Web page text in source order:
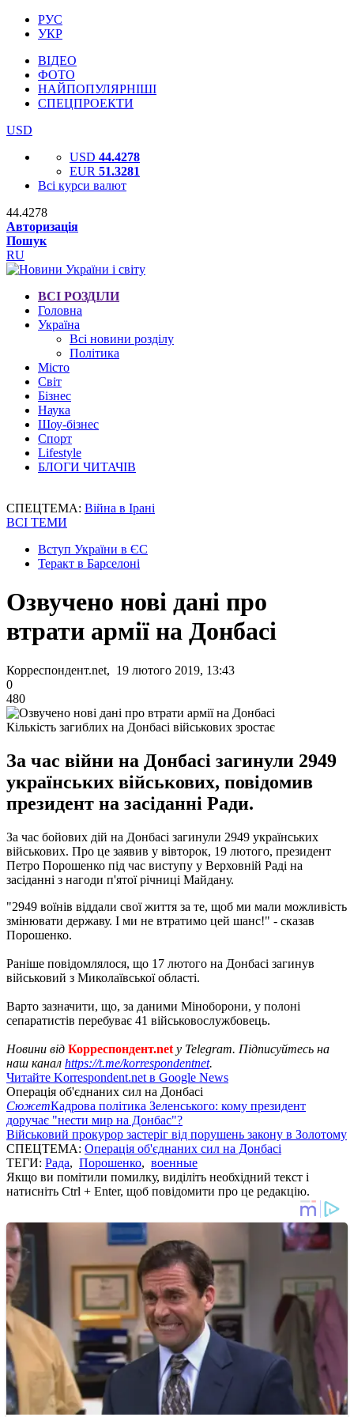
РУС
УКР
ВІДЕО
ФОТО
НАЙПОПУЛЯРНІШІ
СПЕЦПРОЕКТИ
USD
USD 44.4278
EUR 51.3281
Всі курси валют
44.4278
Авторизація
Пошук
RU
ВСІ РОЗДІЛИ
Головна
Україна
Всі новини розділу
Політика
Місто
Світ
Бізнес
Наука
Шоу-бізнес
Спорт
Lifestyle
БЛОГИ ЧИТАЧІВ
СПЕЦТЕМА: Війна в Ірані
ВСІ ТЕМИ
Вступ України в ЄС
Теракт в Барселоні
Озвучено нові дані про
втрати армії на Донбасі
Корреспондент.net, 19 лютого 2019, 13:43
0
480
Кількість загиблих на Донбасі військових зростає
За час війни на Донбасі загинули 2949
українських військових, повідомив
президент на засіданні Ради.
За час бойових дій на Донбасі загинули 2949 українських
військових. Про це заявив у вівторок, 19 лютого, президент
Петро Порошенко під час виступу у Верховній Раді на
засіданні з нагоди п'ятої річниці Майдану.
"2949 воїнів віддали свої життя за те, щоб ми мали можливість
змінювати державу. І ми не втратимо цей шанс!" - сказав
Порошенко.
Раніше повідомлялося, що 17 лютого на Донбасі загинув
військовий з Миколаївської області.
Варто зазначити, що, за даними Міноборони, у полоні
сепаратистів перебуває 41 військовослужбовець.
Новини від Корреспондент.net у Telegram. Підписуйтесь на
наш канал https://t.me/korrespondentnet.
Читайте Korrespondent.net в Google News
Операція об'єднаних сил на Донбасі
СюжетКадрова політика Зеленського: кому президент
доручає "нести мир на Донбас"?
Військовий прокурор застеріг від порушень закону в Золотому
СПЕЦТЕМА: Операція об'єднаних сил на Донбасі
ТЕГИ: Рада, Порошенко, военные
Якщо ви помітили помилку, виділіть необхідний текст і
натисніть Ctrl + Enter, щоб повідомити про це редакцію.